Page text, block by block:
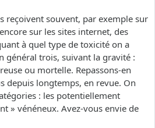
reçoivent souvent, par exemple sur
sur les sites internet, des
à quel type de toxicité on a
général trois, suivant la gravité :
ou mortelle. Repassons-en
depuis longtemps, en revue. On
: les potentiellement
» vénéneux. Avez-vous envie de